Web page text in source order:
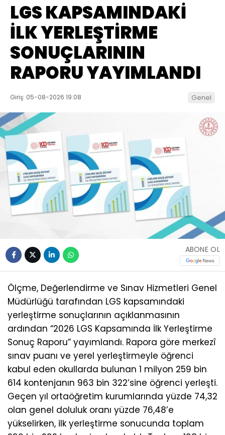
LGS KAPSAMINDAKİ
İLK YERLEŞTİRME
SONUÇLARININ
RAPORU YAYIMLANDI
Giriş: 05-08-2026 19:08 Genel
ABONE OL
Ölçme, Değerlendirme ve Sınav Hizmetleri Genel
Müdürlüğü tarafından LGS kapsamındaki
yerleştirme sonuçlarının açıklanmasının
ardından “2026 LGS Kapsamında İlk Yerleştirme
Sonuç Raporu” yayımlandı. Rapora göre merkezî
sınav puanı ve yerel yerleştirmeyle öğrenci
kabul eden okullarda bulunan 1 milyon 259 bin
614 kontenjanın 963 bin 322’sine öğrenci yerleşti.
Geçen yıl ortaöğretim kurumlarında yüzde 74,32
olan genel doluluk oranı yüzde 76,48’e
yükselirken, ilk yerleştirme sonucunda toplam